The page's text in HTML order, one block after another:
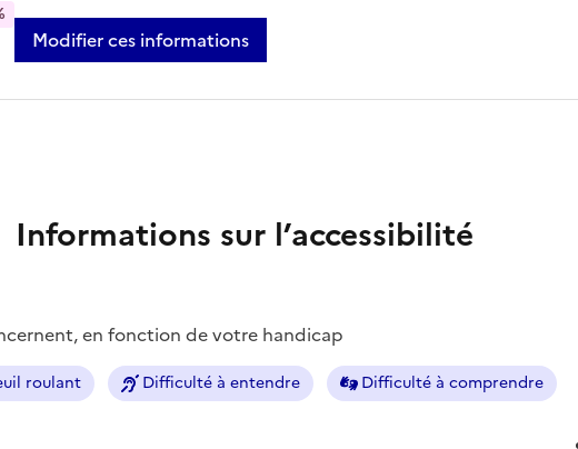
Modifier ces informations
Informations sur l’accessibilité
en fonction de votre handicap
roulant Difficulté à entendre Difficulté à comprendre